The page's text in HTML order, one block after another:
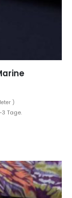
)
3 Tage.